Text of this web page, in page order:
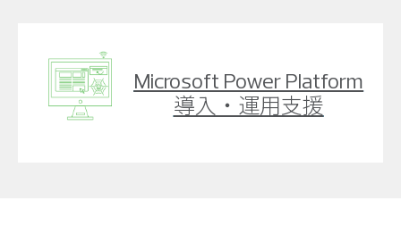
Microsoft Power Platform
導入・運用支援